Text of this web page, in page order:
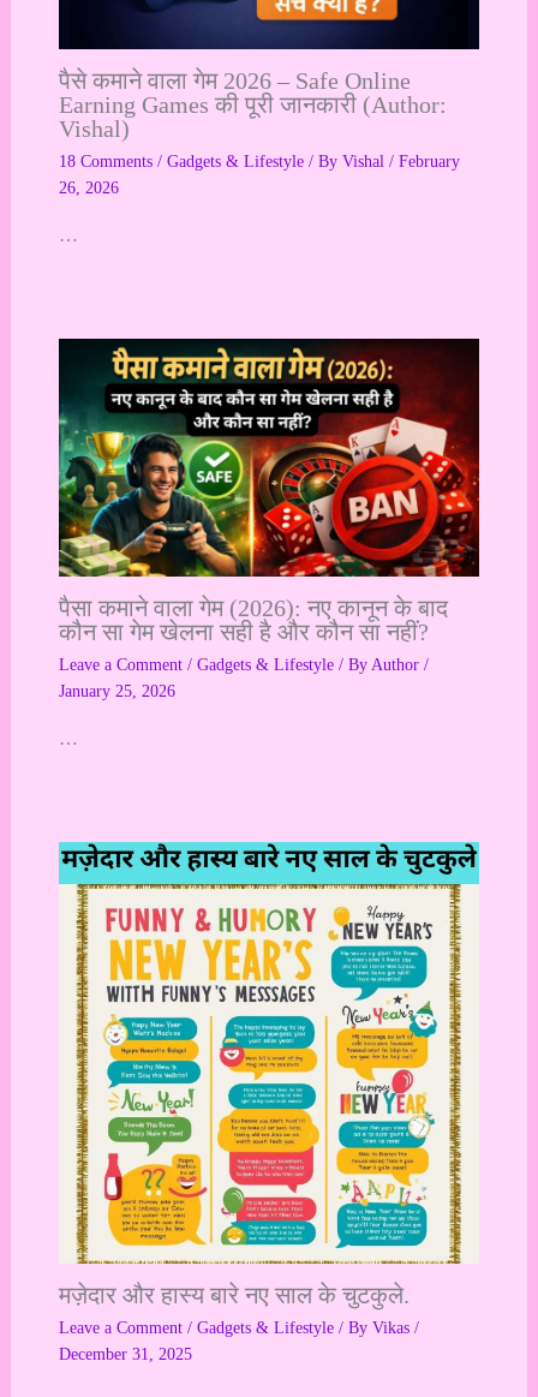
पैसे कमाने वाला गेम 2026 – Safe Online
Earning Games की पूरी जानकारी (Author:
Vishal)
18 Comments / Gadgets & Lifestyle/ By Vishal / February
26, 2026
…
पैसा कमाने वाला गेम (2026): नए कानून के बाद
कौन सा गेम खेलना सही है और कौन सा नहीं?
Leave a Comment / Gadgets & Lifestyle/ By Author /
January 25, 2026
…
मज़ेदार और हास्य बारे नए साल के चुटकुले.
Leave a Comment / Gadgets & Lifestyle/ By Vikas /
December 31, 2025